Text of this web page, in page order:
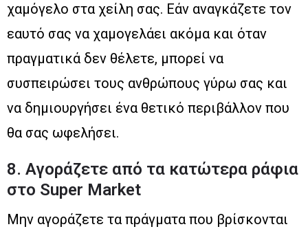
χαμόγελο στα χείλη σας. Εάν αναγκάζετε τον
εαυτό σας να χαμογελάει ακόμα και όταν
πραγματικά δεν θέλετε, μπορεί να
συσπειρώσει τους ανθρώπους γύρω σας και
να δημιουργήσει ένα θετικό περιβάλλον που
θα σας ωφελήσει.
8. Αγοράζετε από τα κατώτερα ράφια
στο Super Market
Μην αγοράζετε τα πράγματα που βρίσκονται